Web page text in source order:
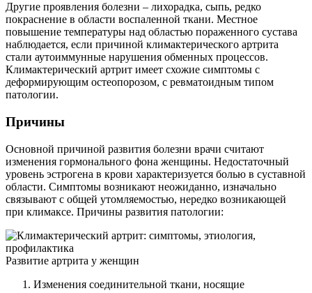
Другие проявления болезни – лихорадка, сыпь, редко
покраснение в области воспаленной ткани. Местное
повышение температуры над областью пораженного сустава
наблюдается, если причиной климактерического артрита
стали аутоиммунные нарушения обменных процессов.
Климактерический артрит имеет схожие симптомы с
деформирующим остеопорозом, с ревматоидным типом
патологии.
Причины
Основной причиной развития болезни врачи считают
изменения гормонального фона женщины. Недостаточный
уровень эстрогена в крови характеризуется болью в суставной
области. Симптомы возникают неожиданно, изначально
связывают с общей утомляемостью, нередко возникающей
при климаксе. Причины развития патологии:
Развитие артрита у женщин
Изменения соединительной ткани, носящие